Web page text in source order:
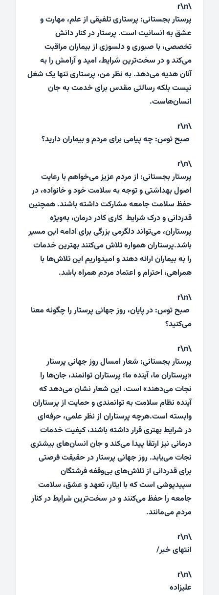
\r\n
پرستار بجستانی: پرستاری تلفیقی از علم، مهارت و
عشق به انسانیت است. پرستار در کنار دانش
تخصصی، با صبوری و دلسوزی از بیماران مراقبت
می‌کند و در سخت‌ترین شرایط، امید و آرامش را به
آنان هدیه می‌دهد. به نظر من، پرستاری تنها یک شغل
نیست بلکه رسالتی مقدس برای خدمت به جان
انسان‌هاست.
\r\n
صبح توس: چه پیامی برای مردم و بیماران دارید؟
\r\n
پرستار بجستانی: از مردم عزیز می‌خواهم با رعایت
اصول بهداشتی و توجه به سلامت خود و خانواده، در
حفظ سلامت جامعه مشارکت داشته باشند. همچنین
قدردانی و درک شرایط کاری کادر درمان، به‌ویژه
پرستاران، می‌تواند دلگرمی بزرگی برای ادامه این مسیر
باشد.پرستاران همواره تلاش می‌کنند بهترین خدمات
را به بیماران ارائه دهند و امیدواریم این تلاش‌ها با
همراهی، احترام و اعتماد مردم همراه باشد.
\r\n
صبح توس: در پایان، روز جهانی پرستار را چگونه معنا
می‌کنید؟
\r\n
پرستار بجستانی: شعار امسال روز جهانی پرستار
«پرستاران ما، آینده ما؛ پرستاران توانمند، جان‌ها را
نجات می‌دهند» است. این شعار نشان می‌دهد که
آینده نظام سلامت به توانمندی و حمایت از پرستاران
وابسته است.هرچه پرستاران از نظر علمی، حرفه‌ای
در شرایط بهتری قرار داشته باشند، کیفیت خدمات
درمانی نیز ارتقا پیدا می‌کند و جان انسان‌های بیشتری
نجات می‌یابد. روز جهانی پرستار در حقیقت فرصتی
برای قدردانی از تلاش‌های بی‌وقفه فرشتگان
سپیدپوشی است که با ایثار، تعهد و عشق، سلامت
جامعه را حفظ می‌کنند و در سخت‌ترین شرایط در کنار
مردم می‌مانند.
\r\n
انتهای خبر/
\r\n
علیزاده